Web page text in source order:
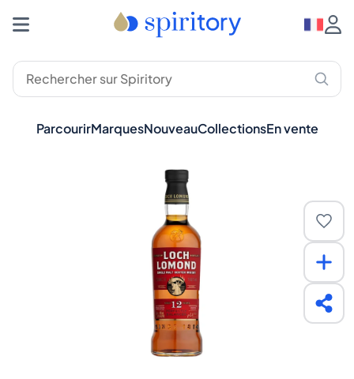
ParcourirMarquesNouveauCollectionsEn vente